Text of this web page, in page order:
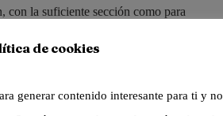
con la suficiente sección como para
canalón no es la adecuada con
hay lluvia abundante. Las fijaciones
al sistema y también permiten
pendiente de la cubierta.
de cookies
generar contenido interesante para ti y no